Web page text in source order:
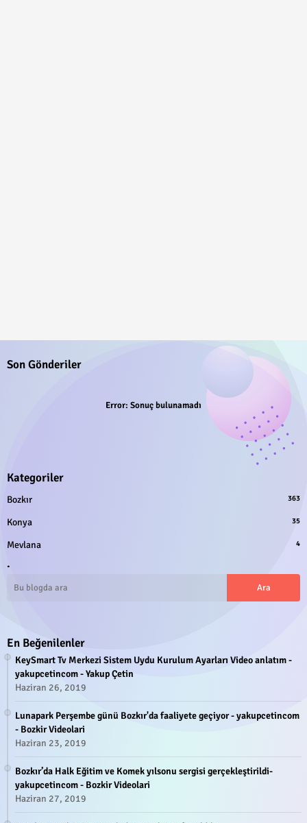
Son Gönderiler
Error: Sonuç bulunamadı
Kategoriler
Bozkır 363
Konya 35
Mevlana 4
.
En Beğenilenler
KeySmart Tv Merkezi Sistem Uydu Kurulum Ayarları Video anlatım -
yakupcetincom - Yakup Çetin
Haziran 26, 2019
Lunapark Perşembe günü Bozkır'da faaliyete geçiyor - yakupcetincom
- Bozkir Videolari
Haziran 23, 2019
Bozkır’da Halk Eğitim ve Komek yılsonu sergisi gerçekleştirildi-
yakupcetincom - Bozkir Videolari
Haziran 27, 2019